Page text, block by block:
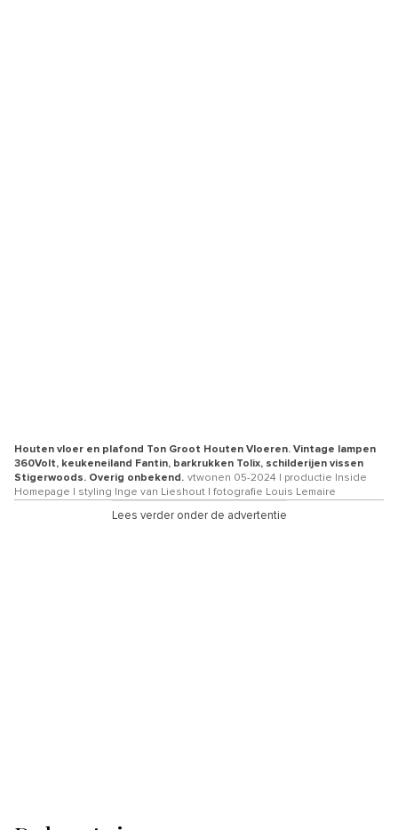
Houten vloer en plafond Ton Groot Houten Vloeren. Vintage lampen
360Volt, keukeneiland Fantin, barkrukken Tolix, schilderijen vissen
Stigerwoods. Overig onbekend. vtwonen 05-2024 | productie Inside
Homepage | styling Inge van Lieshout | fotografie Louis Lemaire
Lees verder onder de advertentie